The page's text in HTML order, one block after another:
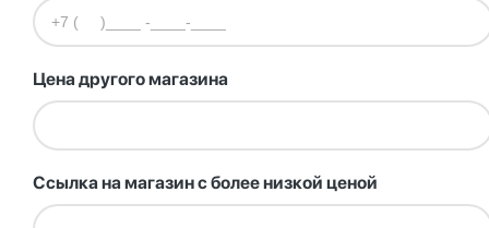
Цена другого магазина
Ссылка на магазин с более низкой ценой